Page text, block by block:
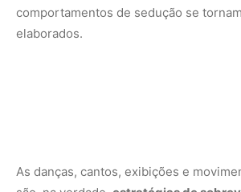
comportamentos de sedução se
elaborados.
As danças, cantos, exibições e